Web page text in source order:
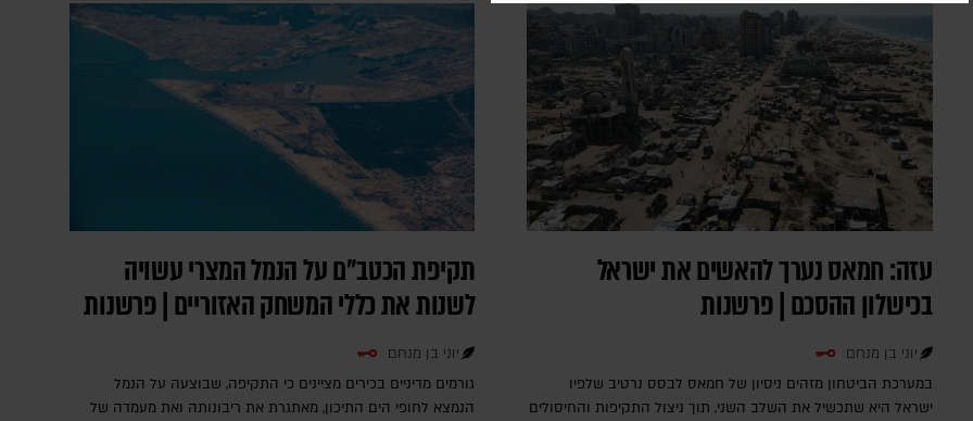
עזה: חמאס נערך להאשים את ישראל
בכישלון ההסכם | פרשנות
יוני בן מנחם
במערכת הביטחון מזהים ניסיון של חמאס לבסס נרטיב שלפיו
ישראל היא שתכשיל את השלב השני, תוך ניצול התקיפות והחיסולים
תקיפת הכטב"ם על הנמל המצרי עשויה
לשנות את כללי המשחק האזוריים | פרשנות
יוני בן מנחם
גורמים מדיניים בכירים מציינים כי התקיפה, שבוצעה על הנמל
הנמצא לחופי הים התיכון, מאתגרת את ריבונותה ואת מעמדה של